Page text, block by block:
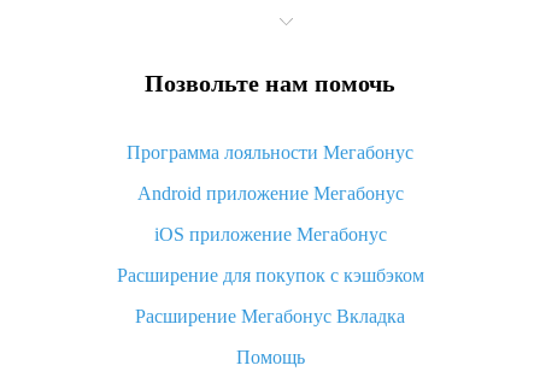
Что значит статус «Заказ закрыт» на Алиэкспресс и что
Что делать, если Алиэкспресс просит ввести паспортные
Как узнать, куда пришла посылка с Алиэкспресс
Вы отменили заказ на Алиэкспресс, когда вернут деньги?
Что такое баллы на Алиэкспресс, как их получить и
«AliExpress Standard Shipping»: что это за метод доставки и
как его отслеживать
Как покупать оптом на Алиэкспресс
Позвольте нам помочь
Программа лояльности Мегабонус
Android приложение Мегабонус
iOS приложение Мегабонус
Расширение для покупок с кэшбэком
Расширение Мегабонус Вкладка
Помощь